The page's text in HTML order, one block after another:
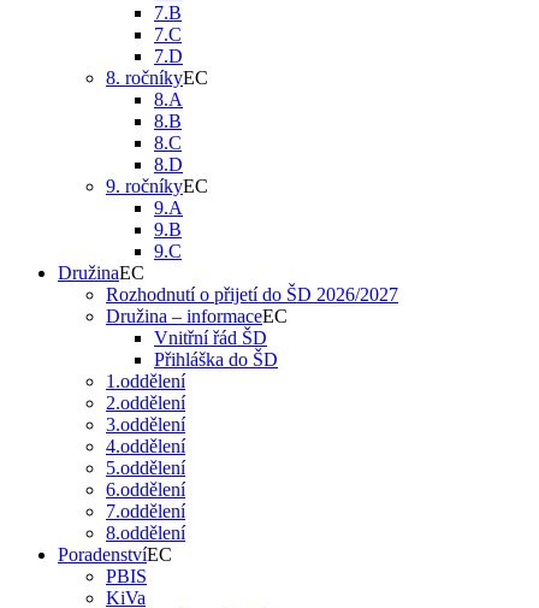
7.B
7.C
7.D
8. ročníky
8.A
8.B
8.C
8.D
9. ročníky
9.A
9.B
9.C
Družina
Rozhodnutí o přijetí do ŠD 2026/2027
Družina – informace
Vnitřní řád ŠD
Přihláška do ŠD
1.oddělení
2.oddělení
3.oddělení
4.oddělení
5.oddělení
6.oddělení
7.oddělení
8.oddělení
Poradenství
PBIS
KiVa